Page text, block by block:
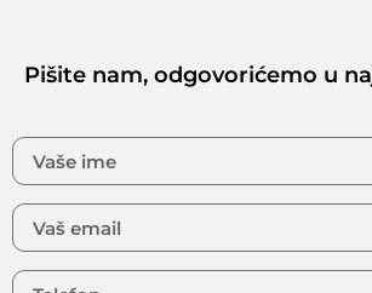
Pišite nam, odgovorićemo u